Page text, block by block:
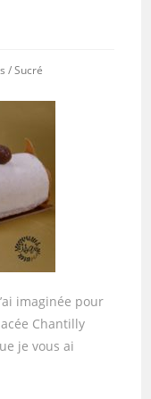
/Sucré
imaginée pour
Chantilly
je vous ai